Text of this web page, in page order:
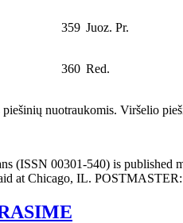
359 Juoz. Pr.
360 Red.
nuotraukomis. Viršelio
(ISSN 00301-540) is published
at Chicago, IL. POSTMASTER: